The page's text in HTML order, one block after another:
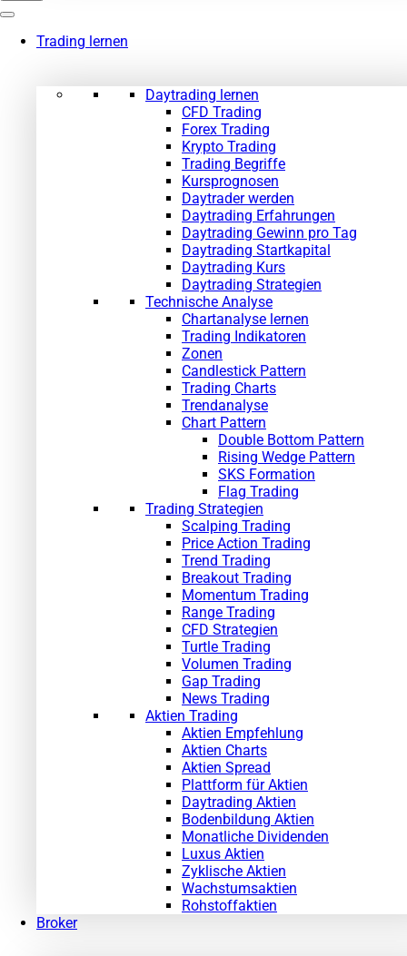
Trading lernen
Daytrading lernen
CFD Trading
Forex Trading
Krypto Trading
Trading Begriffe
Kursprognosen
Daytrader werden
Daytrading Erfahrungen
Daytrading Gewinn pro Tag
Daytrading Startkapital
Daytrading Kurs
Daytrading Strategien
Technische Analyse
Chartanalyse lernen
Trading Indikatoren
Zonen
Candlestick Pattern
Trading Charts
Trendanalyse
Chart Pattern
Double Bottom Pattern
Rising Wedge Pattern
SKS Formation
Flag Trading
Trading Strategien
Scalping Trading
Price Action Trading
Trend Trading
Breakout Trading
Momentum Trading
Range Trading
CFD Strategien
Turtle Trading
Volumen Trading
Gap Trading
News Trading
Aktien Trading
Aktien Empfehlung
Aktien Charts
Aktien Spread
Plattform für Aktien
Daytrading Aktien
Bodenbildung Aktien
Monatliche Dividenden
Luxus Aktien
Zyklische Aktien
Wachstumsaktien
Rohstoffaktien
Broker